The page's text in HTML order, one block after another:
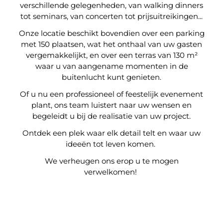
verschillende gelegenheden, van walking dinners
tot seminars, van concerten tot prijsuitreikingen...
Onze locatie beschikt bovendien over een parking
met 150 plaatsen, wat het onthaal van uw gasten
vergemakkelijkt, en over een terras van 130 m²
waar u van aangename momenten in de
buitenlucht kunt genieten.
Of u nu een professioneel of feestelijk evenement
plant, ons team luistert naar uw wensen en
begeleidt u bij de realisatie van uw project.
Ontdek een plek waar elk detail telt en waar uw
ideeën tot leven komen.
We verheugen ons erop u te mogen
verwelkomen!